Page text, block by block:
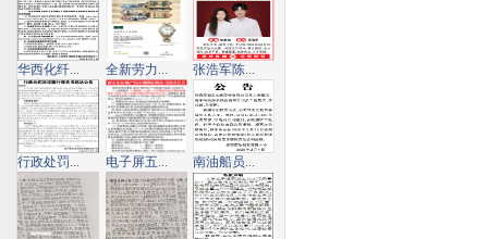
华西化纤... 全新劳力... 张浩军陈...
行政处罚... 电子屏五... 南油船员...